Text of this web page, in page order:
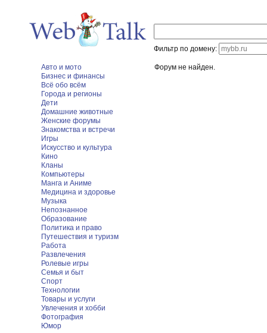
Фильтр по домену:
Авто и мото
Бизнес и финансы
Всё обо всём
Города и регионы
Дети
Домашние животные
Женские форумы
Знакомства и встречи
Игры
Искусство и культура
Кино
Кланы
Компьютеры
Манга и Аниме
Медицина и здоровье
Музыка
Непознанное
Образование
Политика и право
Путешествия и туризм
Работа
Развлечения
Ролевые игры
Семья и быт
Спорт
Технологии
Товары и услуги
Увлечения и хобби
Фотография
Юмор
Форум не найден.